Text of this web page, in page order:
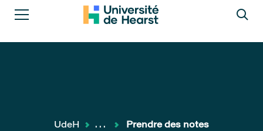
UdeH ... Prendre des notes